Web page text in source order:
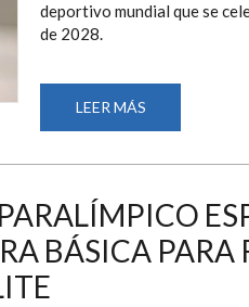
deportivo mundial que se
de 2028.
LEER MÁS
ABRE
PROCESO
A
LOS
60.000
BÁSICA